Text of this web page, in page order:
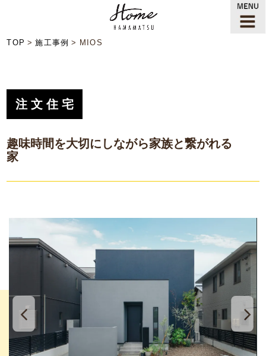
TOP 施工事例 MIOS
注文住宅
趣味時間を大切にしながら家族と繋がれる
家